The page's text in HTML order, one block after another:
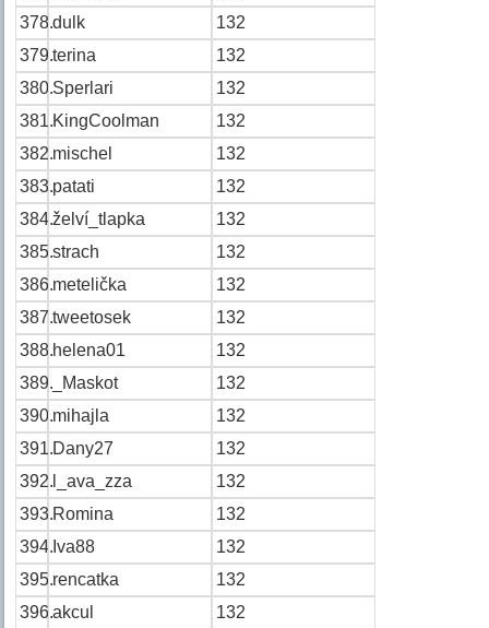
378.dulk
132
379.terina
132
380.Sperlari
132
381.KingCoolman
132
382.mischel
132
383.patati
132
384.želví_tlapka
132
385.strach
132
386.metelička
132
387.tweetosek
132
388.helena01
132
389. _Maskot
132
390.mihajla
132
391.Dany27
132
392. l_ava_zza
132
393.Romina
132
394. Iva88
132
395.rencatka
132
396.akcul
132